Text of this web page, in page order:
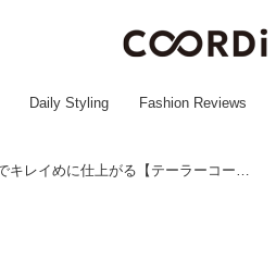
Daily Styling Fashion Reviews
仕事でも大活躍！ 1枚でキレイめに仕上がる【テーラーコート】